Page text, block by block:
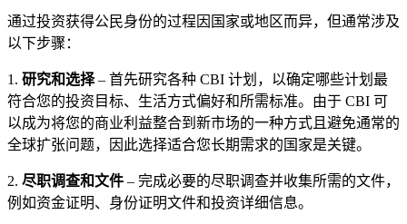
通过投资获得公民身份的过程因国家或地区而异，但通常涉及
以下步骤：
1. 研究和选择– 首先研究各种 CBI 计划，以确定哪些计划最
符合您的投资目标、生活方式偏好和所需标准。由于 CBI 可
以成为将您的商业利益整合到新市场的一种方式且避免通常的
全球扩张问题，因此选择适合您长期需求的国家是关键。
2. 尽职调查和文件 – 完成必要的尽职调查并收集所需的文件，
例如资金证明、身份证明文件和投资详细信息。